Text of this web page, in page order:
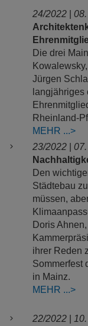
24/2022
Die drei
Jürgen
langjähriges
Rheinland-
MEHR
23/2022
Den
Städtebau
müssen,
Doris
ihrer Reden
Sommerfest
in Mainz.
MEHR
22/2022